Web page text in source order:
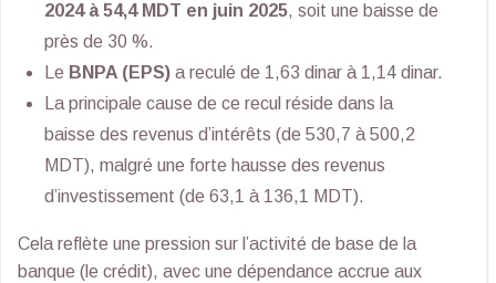
2024 à 54,4 MDT en juin 2025, soit une baisse de
près de 30 %.
Le BNPA (EPS) a reculé de 1,63 dinar à 1,14 dinar.
La principale cause de ce recul réside dans la
baisse des revenus d’intérêts (de 530,7 à 500,2
MDT), malgré une forte hausse des revenus
d’investissement (de 63,1 à 136,1 MDT).
Cela reflète une pression sur l’activité de base de la
banque (le crédit), avec une dépendance accrue aux